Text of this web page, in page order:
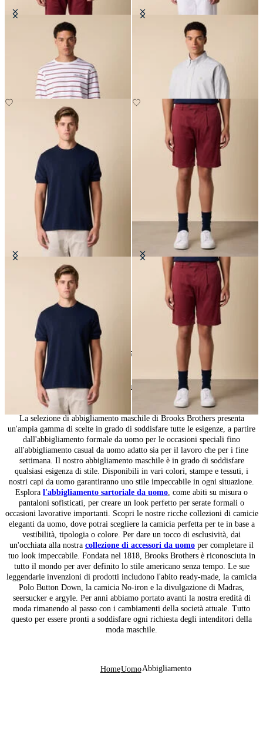
T-Shirt a Righe in Cotone con
Camicia Regular Fit in Seersucker
con Collo Button Down
T-Shirt in Cotone Makò
Bermuda Classico in Cotone
547
Abbigliamento da uomo di alta qualità
La selezione di abbigliamento maschile di Brooks Brothers presenta
un'ampia gamma di scelte in grado di soddisfare tutte le esigenze, a partire
dall'abbigliamento formale da uomo per le occasioni speciali fino
all'abbigliamento casual da uomo adatto sia per il lavoro che per i fine
settimana. Il nostro abbigliamento maschile è in grado di soddisfare
qualsiasi esigenza di stile. Disponibili in vari colori, stampe e tessuti, i
nostri capi da uomo garantiranno uno stile impeccabile in ogni situazione.
Esplora l'abbigliamento sartoriale da uomo, come abiti su misura o
pantaloni sofisticati, per creare un look perfetto per serate formali o
occasioni lavorative importanti. Scopri le nostre ricche collezioni di camicie
eleganti da uomo, dove potrai scegliere la camicia perfetta per te in base a
vestibilità, tipologia o colore. Per dare un tocco di esclusività, dai
un'occhiata alla nostra collezione di accessori da uomo per completare il
tuo look impeccabile. Fondata nel 1818, Brooks Brothers è riconosciuta in
tutto il mondo per aver definito lo stile americano senza tempo. Le sue
leggendarie invenzioni di prodotti includono l'abito ready-made, la camicia
Polo Button Down, la camicia No-iron e la divulgazione di Madras,
seersucker e argyle. Per anni abbiamo portato avanti la nostra eredità di
moda rimanendo al passo con i cambiamenti della società attuale. Tutto
questo per essere pronti a soddisfare ogni richiesta degli intenditori della
moda maschile.
HomeUomoAbbigliamento